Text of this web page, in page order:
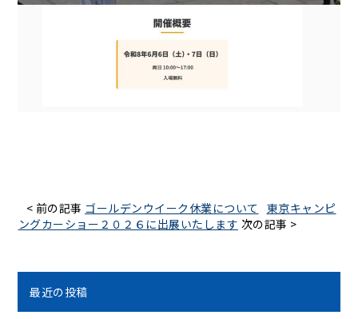
< 前の記事 ゴールデンウイーク休業について
東京キャンピ
ングカーショー２０２６に出展いたします 次の記事 >
最近の投稿